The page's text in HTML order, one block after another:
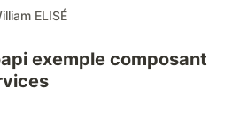
ELISÉ
exemple composant